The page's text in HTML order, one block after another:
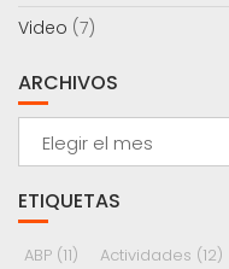
Video (7)
ARCHIVOS
Archivos
ETIQUETAS
ABP (11) Actividades (12)